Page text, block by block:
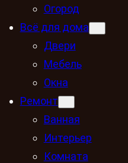
Огород
Всё для дома
Двери
Мебель
Окна
Ремонт
Ванная
Интерьер
Комната